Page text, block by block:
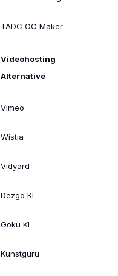
TADC OC Maker
Videohosting
Alternative
Vimeo
Wistia
Vidyard
Dezgo KI
Goku KI
Kunstguru